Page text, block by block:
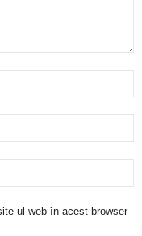
ul web în acest browser